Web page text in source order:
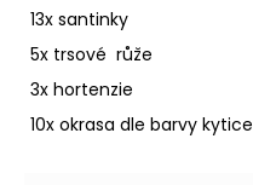
13x santinky
5x trsové růže
3x hortenzie
10x okrasa dle barvy kytice